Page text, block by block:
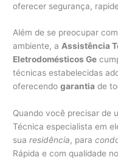
oferecer segurança,
Além de se preocupar
ambiente, aAssistência
Eletrodomésticos Ge
técnicas estabelecidas
oferecendogarantia de
Quando você precisar de
Técnica especialista em
suaresidência, para
Rápida e com qualidade